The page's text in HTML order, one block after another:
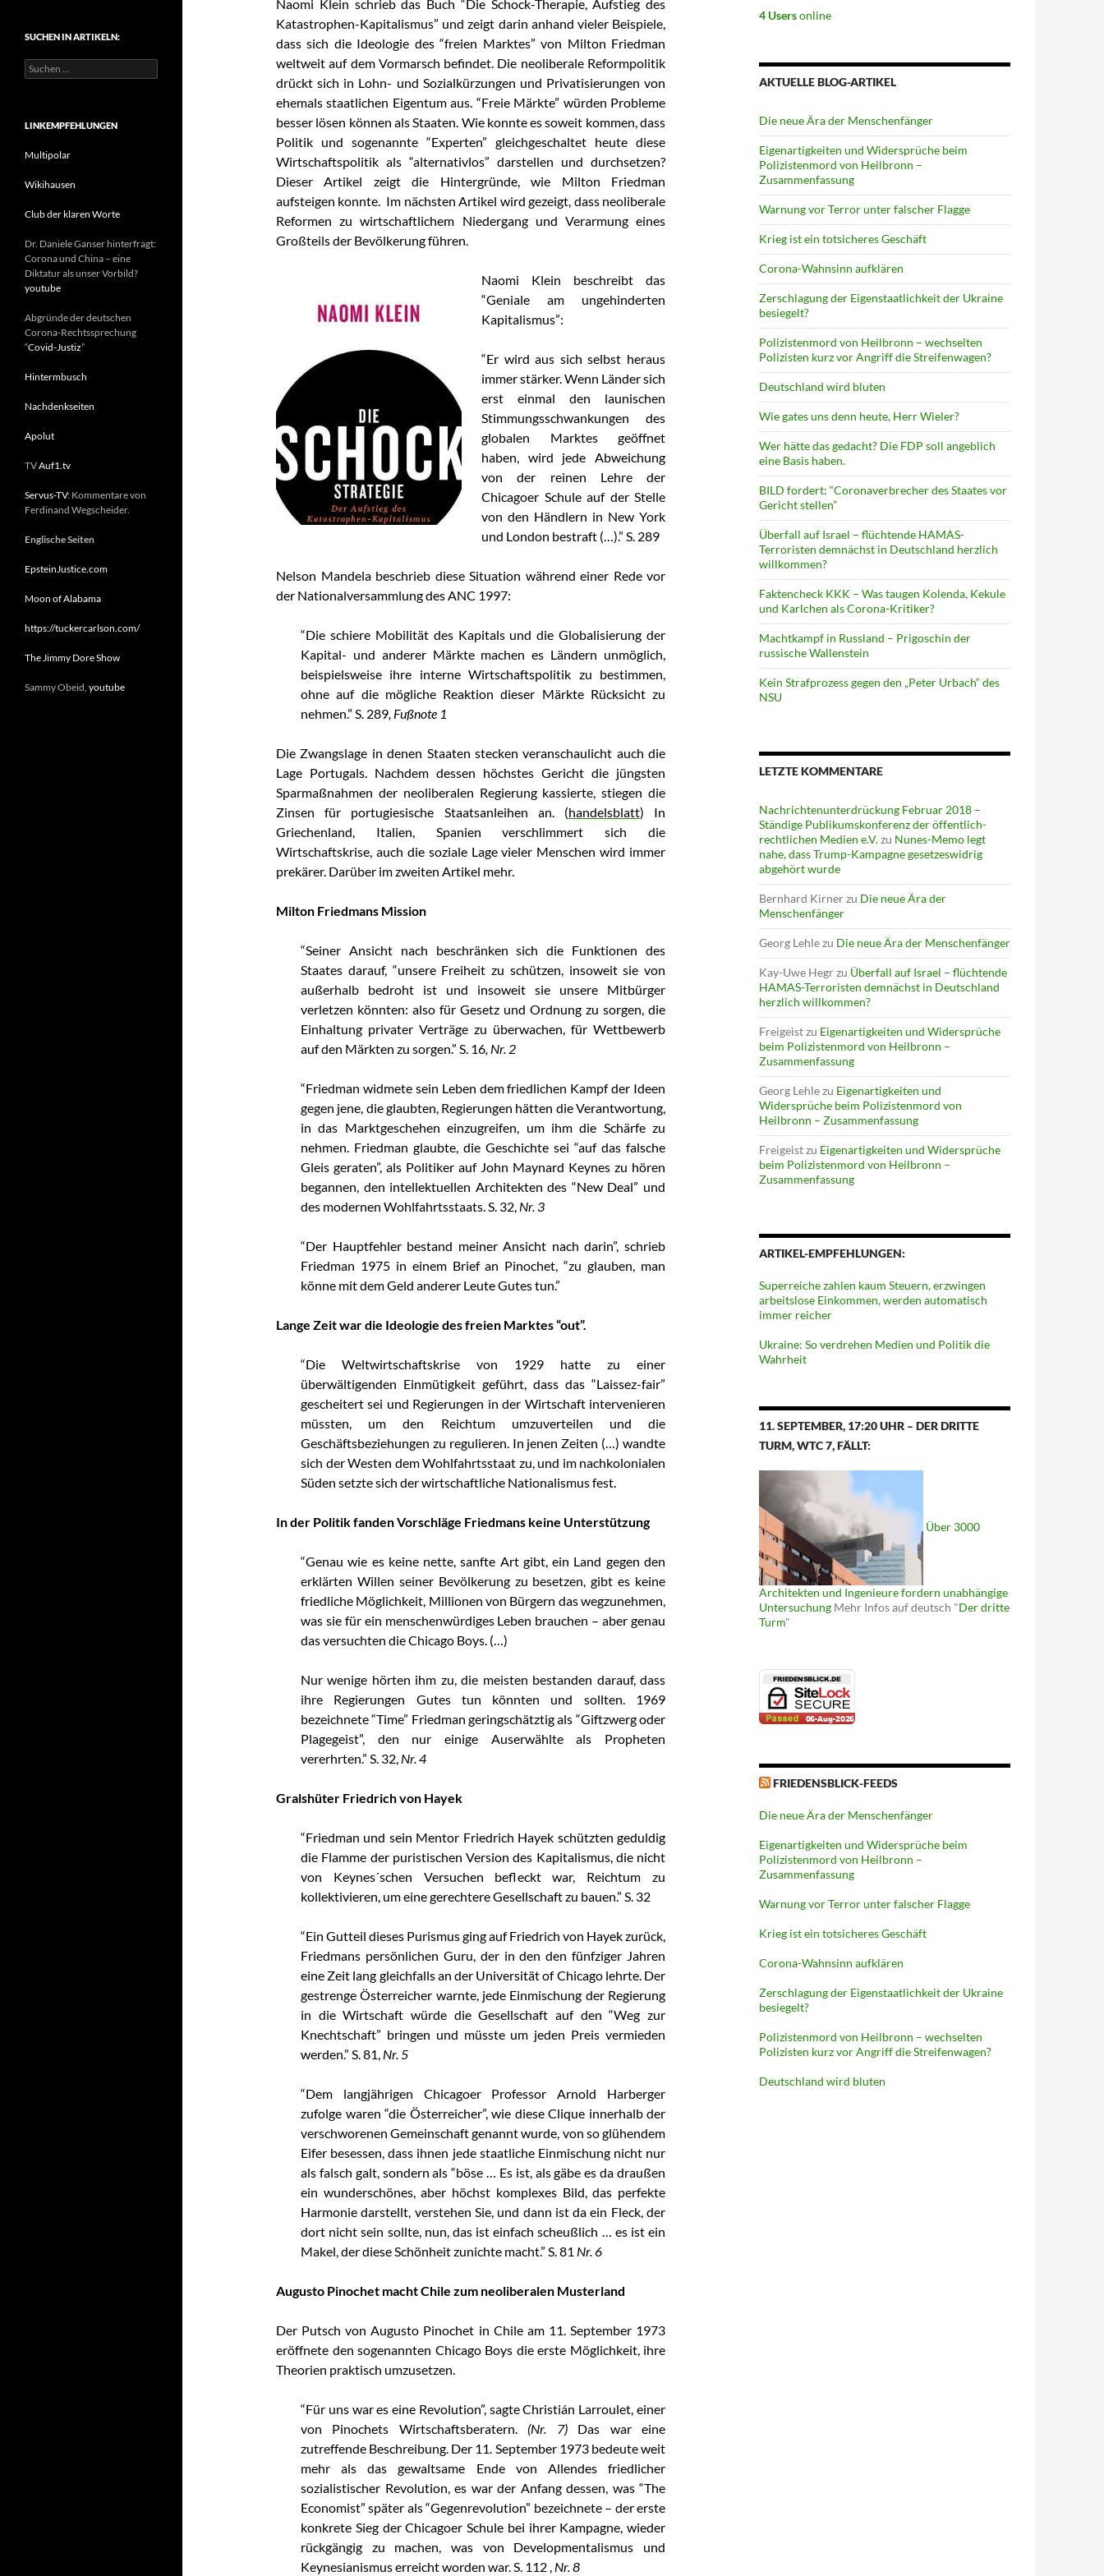
Naomi Klein schrieb das Buch “Die Schock-Therapie, Aufstieg des
Katastrophen-Kapitalismus” und zeigt darin anhand vieler Beispiele,
dass sich die Ideologie des “freien Marktes” von Milton Friedman
weltweit auf dem Vormarsch befindet. Die neoliberale Reformpolitik
drückt sich in Lohn- und Sozialkürzungen und Privatisierungen von
ehemals staatlichen Eigentum aus. “Freie Märkte” würden Probleme
besser lösen können als Staaten. Wie konnte es soweit kommen, dass
Politik und sogenannte “Experten” gleichgeschaltet heute diese
Wirtschaftspolitik als “alternativlos” darstellen und durchsetzen?
Dieser Artikel zeigt die Hintergründe, wie Milton Friedman
aufsteigen konnte. Im nächsten Artikel wird gezeigt, dass neoliberale
Reformen zu wirtschaftlichem Niedergang und Verarmung eines
Großteils der Bevölkerung führen.
Naomi Klein beschreibt das
“Geniale am ungehinderten
Kapitalismus”:
“Er wird aus sich selbst heraus
immer stärker. Wenn Länder sich
erst einmal den launischen
Stimmungsschwankungen des
globalen Marktes geöffnet
haben, wird jede Abweichung
von der reinen Lehre der
Chicagoer Schule auf der Stelle
von den Händlern in New York
und London bestraft (…).” S. 289
Nelson Mandela beschrieb diese Situation während einer Rede vor
der Nationalversammlung des ANC 1997:
“Die schiere Mobilität des Kapitals und die Globalisierung der
Kapital- und anderer Märkte machen es Ländern unmöglich,
beispielsweise ihre interne Wirtschaftspolitik zu bestimmen,
ohne auf die mögliche Reaktion dieser Märkte Rücksicht zu
nehmen.” S. 289, Fußnote 1
Die Zwangslage in denen Staaten stecken veranschaulicht auch die
Lage Portugals. Nachdem dessen höchstes Gericht die jüngsten
Sparmaßnahmen der neoliberalen Regierung kassierte, stiegen die
Zinsen für portugiesische Staatsanleihen an. (handelsblatt) In
Griechenland, Italien, Spanien verschlimmert sich die
Wirtschaftskrise, auch die soziale Lage vieler Menschen wird immer
prekärer. Darüber im zweiten Artikel mehr.
Milton Friedmans Mission
“Seiner Ansicht nach beschränken sich die Funktionen des
Staates darauf, “unsere Freiheit zu schützen, insoweit sie von
außerhalb bedroht ist und insoweit sie unsere Mitbürger
verletzen könnten: also für Gesetz und Ordnung zu sorgen, die
Einhaltung privater Verträge zu überwachen, für Wettbewerb
auf den Märkten zu sorgen.” S. 16, Nr. 2
“Friedman widmete sein Leben dem friedlichen Kampf der Ideen
gegen jene, die glaubten, Regierungen hätten die Verantwortung,
in das Marktgeschehen einzugreifen, um ihm die Schärfe zu
nehmen. Friedman glaubte, die Geschichte sei “auf das falsche
Gleis geraten”, als Politiker auf John Maynard Keynes zu hören
begannen, den intellektuellen Architekten des “New Deal” und
des modernen Wohlfahrtsstaats. S. 32, Nr. 3
“Der Hauptfehler bestand meiner Ansicht nach darin”, schrieb
Friedman 1975 in einem Brief an Pinochet, “zu glauben, man
könne mit dem Geld anderer Leute Gutes tun.”
Lange Zeit war die Ideologie des freien Marktes “out”.
“Die Weltwirtschaftskrise von 1929 hatte zu einer
überwältigenden Einmütigkeit geführt, dass das “Laissez-fair”
gescheitert sei und Regierungen in der Wirtschaft intervenieren
müssten, um den Reichtum umzuverteilen und die
Geschäftsbeziehungen zu regulieren. In jenen Zeiten (…) wandte
sich der Westen dem Wohlfahrtsstaat zu, und im nachkolonialen
Süden setzte sich der wirtschaftliche Nationalismus fest.
In der Politik fanden Vorschläge Friedmans keine Unterstützung
“Genau wie es keine nette, sanfte Art gibt, ein Land gegen den
erklärten Willen seiner Bevölkerung zu besetzen, gibt es keine
friedliche Möglichkeit, Millionen von Bürgern das wegzunehmen,
was sie für ein menschenwürdiges Leben brauchen – aber genau
das versuchten die Chicago Boys. (…)
Nur wenige hörten ihm zu, die meisten bestanden darauf, dass
ihre Regierungen Gutes tun könnten und sollten. 1969
bezeichnete “Time” Friedman geringschätztig als “Giftzwerg oder
Plagegeist”, den nur einige Auserwählte als Propheten
vererhrten.” S. 32, Nr. 4
Gralshüter Friedrich von Hayek
“Friedman und sein Mentor Friedrich Hayek schützten geduldig
die Flamme der puristischen Version des Kapitalismus, die nicht
von Keynes´schen Versuchen befleckt war, Reichtum zu
kollektivieren, um eine gerechtere Gesellschaft zu bauen.” S. 32
“Ein Gutteil dieses Purismus ging auf Friedrich von Hayek zurück,
Friedmans persönlichen Guru, der in den den fünfziger Jahren
eine Zeit lang gleichfalls an der Universität of Chicago lehrte. Der
gestrenge Österreicher warnte, jede Einmischung der Regierung
in die Wirtschaft würde die Gesellschaft auf den “Weg zur
Knechtschaft” bringen und müsste um jeden Preis vermieden
werden.” S. 81, Nr. 5
“Dem langjährigen Chicagoer Professor Arnold Harberger
zufolge waren “die Österreicher”, wie diese Clique innerhalb der
verschworenen Gemeinschaft genannt wurde, von so glühendem
Eifer besessen, dass ihnen jede staatliche Einmischung nicht nur
als falsch galt, sondern als “böse … Es ist, als gäbe es da draußen
ein wunderschönes, aber höchst komplexes Bild, das perfekte
Harmonie darstellt, verstehen Sie, und dann ist da ein Fleck, der
dort nicht sein sollte, nun, das ist einfach scheußlich … es ist ein
Makel, der diese Schönheit zunichte macht.” S. 81 Nr. 6
Augusto Pinochet macht Chile zum neoliberalen Musterland
Der Putsch von Augusto Pinochet in Chile am 11. September 1973
eröffnete den sogenannten Chicago Boys die erste Möglichkeit, ihre
Theorien praktisch umzusetzen.
“Für uns war es eine Revolution”, sagte Christián Larroulet, einer
von Pinochets Wirtschaftsberatern. (Nr. 7) Das war eine
zutreffende Beschreibung. Der 11. September 1973 bedeute weit
mehr als das gewaltsame Ende von Allendes friedlicher
sozialistischer Revolution, es war der Anfang dessen, was “The
Economist” später als “Gegenrevolution” bezeichnete – der erste
konkrete Sieg der Chicagoer Schule bei ihrer Kampagne, wieder
rückgängig zu machen, was von Developmentalismus und
Keynesianismus erreicht worden war. S. 112 , Nr. 8
4 Usersonline
AKTUELLE BLOG-ARTIKEL
Die neue Ära der Menschenfänger
Eigenartigkeiten und Widersprüche beim
Polizistenmord von Heilbronn –
Zusammenfassung
Warnung vor Terror unter falscher Flagge
Krieg ist ein totsicheres Geschäft
Corona-Wahnsinn aufklären
Zerschlagung der Eigenstaatlichkeit der Ukraine
besiegelt?
Polizistenmord von Heilbronn – wechselten
Polizisten kurz vor Angriff die Streifenwagen?
Deutschland wird bluten
Wie gates uns denn heute, Herr Wieler?
Wer hätte das gedacht? Die FDP soll angeblich
eine Basis haben.
BILD fordert: “Coronaverbrecher des Staates vor
Gericht stellen”
Überfall auf Israel – flüchtende HAMAS-
Terroristen demnächst in Deutschland herzlich
willkommen?
Faktencheck KKK – Was taugen Kolenda, Kekule
und Karlchen als Corona-Kritiker?
Machtkampf in Russland – Prigoschin der
russische Wallenstein
Kein Strafprozess gegen den „Peter Urbach“ des
NSU
LETZTE KOMMENTARE
Nachrichtenunterdrückung Februar 2018 –
Ständige Publikumskonferenz der öffentlich-
rechtlichen Medien e.V.zu Nunes-Memo legt
nahe, dass Trump-Kampagne gesetzeswidrig
abgehört wurde
Bernhard Kirnerzu Die neue Ära der
Menschenfänger
Georg Lehlezu Die neue Ära der Menschenfänger
Kay-Uwe Hegrzu Überfall auf Israel – flüchtende
HAMAS-Terroristen demnächst in Deutschland
herzlich willkommen?
Freigeistzu Eigenartigkeiten und Widersprüche
beim Polizistenmord von Heilbronn –
Zusammenfassung
Georg Lehlezu Eigenartigkeiten und
Widersprüche beim Polizistenmord von
Heilbronn – Zusammenfassung
Freigeistzu Eigenartigkeiten und Widersprüche
beim Polizistenmord von Heilbronn –
Zusammenfassung
ARTIKEL-EMPFEHLUNGEN:
Superreiche zahlen kaum Steuern, erzwingen
arbeitslose Einkommen, werden automatisch
immer reicher
Ukraine: So verdrehen Medien und Politik die
Wahrheit
11. SEPTEMBER, 17:20 UHR – DER DRITTE
TURM, WTC 7, FÄLLT:
Über 3000
Architekten und Ingenieure fordern unabhängige
Untersuchung Mehr Infos auf deutsch "Der dritte
Turm"
FRIEDENSBLICK-FEEDS
Die neue Ära der Menschenfänger
Eigenartigkeiten und Widersprüche beim
Polizistenmord von Heilbronn –
Zusammenfassung
Warnung vor Terror unter falscher Flagge
Krieg ist ein totsicheres Geschäft
Corona-Wahnsinn aufklären
Zerschlagung der Eigenstaatlichkeit der Ukraine
besiegelt?
Polizistenmord von Heilbronn – wechselten
Polizisten kurz vor Angriff die Streifenwagen?
Deutschland wird bluten
g
SUCHEN IN ARTIKELN:
S
u
e
n
c
:
LINKEMPFEHLUNGEN
Multipolar
Wikihausen
Club der klaren Worte
Dr. Daniele Ganser hinterfragt:
Corona und China – eine
Diktatur als unser Vorbild?
youtube
Abgründe der deutschen
Corona-Rechtssprechung
“Covid-Justiz”
Hintermbusch
Nachdenkseiten
Apolut
TVAuf1.tv
Servus-TV: Kommentare von
Ferdinand Wegscheider.
Englische Seiten
EpsteinJustice.com
Moon of Alabama
https://tuckercarlson.com/
The Jimmy Dore Show
Sammy Obeid, youtube